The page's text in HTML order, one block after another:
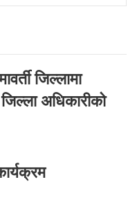
जिल्लामा
अधिकारीको